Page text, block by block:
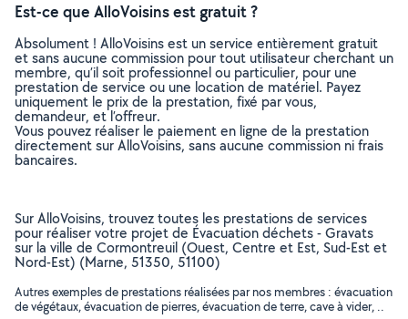
Est-ce que AlloVoisins est gratuit ?
Absolument ! AlloVoisins est un service entièrement gratuit
et sans aucune commission pour tout utilisateur cherchant un
membre, qu’il soit professionnel ou particulier, pour une
prestation de service ou une location de matériel. Payez
uniquement le prix de la prestation, fixé par vous,
demandeur, et l’offreur.
Vous pouvez réaliser le paiement en ligne de la prestation
directement sur AlloVoisins, sans aucune commission ni frais
bancaires.
Sur AlloVoisins, trouvez toutes les prestations de services
pour réaliser votre projet de Évacuation déchets - Gravats
sur la ville de Cormontreuil (Ouest, Centre et Est, Sud-Est et
Nord-Est) (Marne, 51350, 51100)
Autres exemples de prestations réalisées par nos membres : évacuation
de végétaux, évacuation de pierres, évacuation de terre, cave à vider, ..